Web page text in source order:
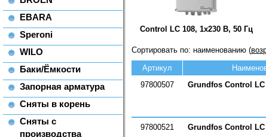
EBARA
Speroni
WILO
Баки/Ёмкости
Запорная арматура
Сняты в корень
Сняты с
производства
Control LC 108, 1x230 В, 50 Гц
Сортировать по: наименованию (
Артикул
97800507
Grundfos Control LC
97800521 Grundfos Control LC